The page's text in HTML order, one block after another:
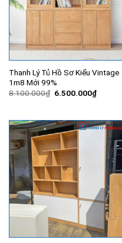
Thanh Lý Tủ Hồ Sơ Kiểu Vintage
1m8 Mới 99%
8.100.000₫ Giá
6.500.000₫Giá
hiện